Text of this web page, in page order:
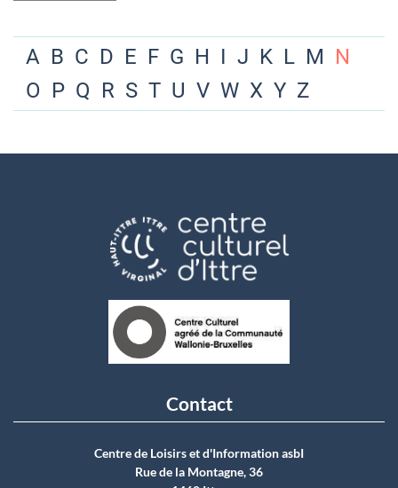
A B C D E F G H I J K L M N
O P Q R S T U V W X Y Z
Contact
Centre de Loisirs et d'Information asbI
Rue de la Montagne, 36